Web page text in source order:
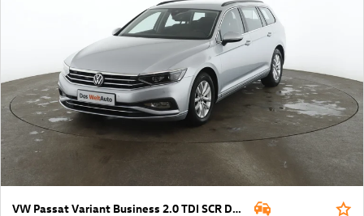
VW Passat Variant Business 2.0 TDI SCR DSG